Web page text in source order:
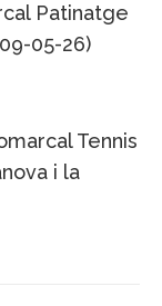
Patinatge
05-26)
Tennis
i la